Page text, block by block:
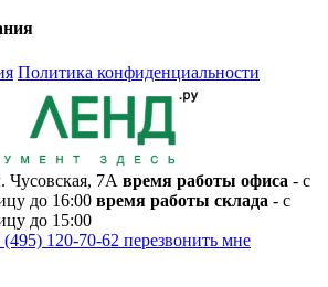
Политика конфиденциальности
Чусовская, 7А время работы офиса - с
до 16:00 время работы склада - с
до 15:00
(495) 120-70-62 перезвонить мне